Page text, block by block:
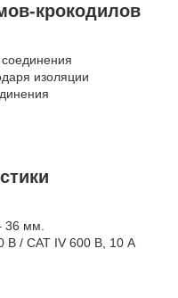
крокодилов
изоляции
36 мм.
В / CAT IV 600 В, 10 А